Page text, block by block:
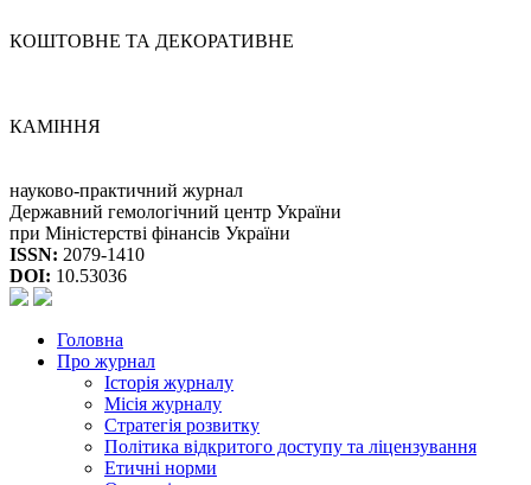
КОШТОВНЕ ТА ДЕКОРАТИВНЕ
КАМІННЯ
науково-практичний журнал
Державний гемологічний центр України
при Міністерстві фінансів України
ISSN: 2079-1410
DOI: 10.53036
Головна
Про журнал
Історія журналу
Місія журналу
Стратегія розвитку
Політика відкритого доступу та ліцензування
Етичні норми